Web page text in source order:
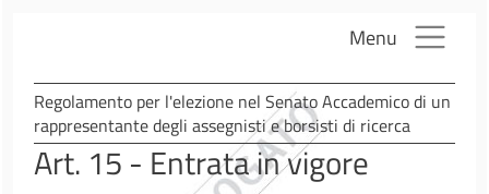
Menu
Regolamento per l'elezione nel Senato Accademico di un
rappresentante degli assegnisti e borsisti di ricerca
Art. 15 - Entrata in vigore